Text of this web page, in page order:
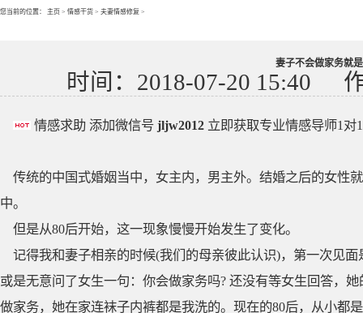
您当前的位置： 主页 > 情感干货 > 夫妻情感修复 >
妻子不会做家务就
时间：2018-07-20 15:40
情感求助 添加微信号 jljw2012 立即获取专业情感导师1对
传统的中国式婚姻当中，女主内，男主外。结婚之后的女性
中。
但是从80后开始，这一现象慢慢开始发生了变化。
记得我和妻子相亲的时候(我们的母亲彼此认识)，第一次见
或是无意问了女生一句：你会做家务吗? 还没有等女生回答，
做家务，她在家连袜子内裤都是我洗的。现在的80后，从小都